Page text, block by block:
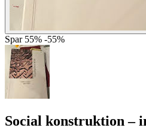
Spar 55% -55%
Social konstruktion–